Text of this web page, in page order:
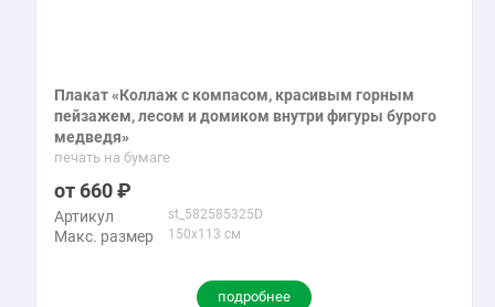
Плакат «Коллаж с компасом, красивым горным
пейзажем, лесом и домиком внутри фигуры бурого
медведя»
печать на бумаге
660
Артикул st_582585325D
Макс. размер 150x113 см
подробнее